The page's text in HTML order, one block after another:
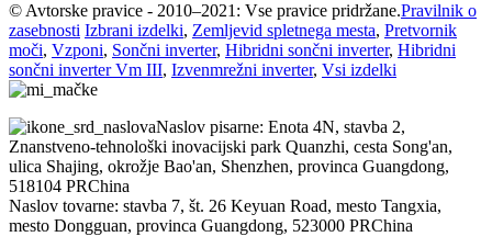
© Avtorske pravice - 2010–2021: Vse pravice pridržane.Pravilnik o
zasebnosti Izbrani izdelki, Zemljevid spletnega mesta, Pretvornik
moči, Vzponi, Sončni inverter, Hibridni sončni inverter, Hibridni
sončni inverter Vm III, Izvenmrežni inverter, Vsi izdelki
Naslov pisarne: Enota 4N, stavba 2,
Znanstveno-tehnološki inovacijski park Quanzhi, cesta Song'an,
ulica Shajing, okrožje Bao'an, Shenzhen, provinca Guangdong,
518104 PRChina
Naslov tovarne: stavba 7, št. 26 Keyuan Road, mesto Tangxia,
mesto Dongguan, provinca Guangdong, 523000 PRChina